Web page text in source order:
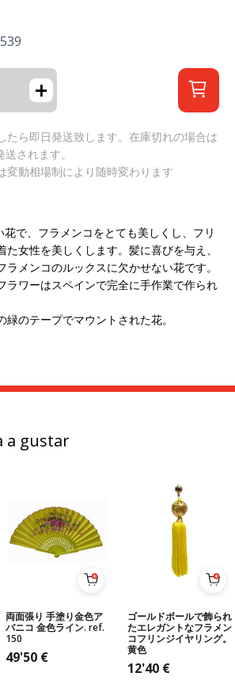
539
+
たら即日発送致します。在庫切れの場合は
されます。
変動相場制により随時変わります
で、フラメンコをとても美しくし、フリ
た女性を美しくします。髪に喜びを与え、
メンコのルックスに欠かせない花です。
ラワーはスペインで完全に手作業で作られ
のテープでマウントされた花。
a gustar
両面張り 手塗り金色ア
バニコ 金色ライン. ref.
150
49'50 €
ゴールドボールで飾られ
たエレガントなフラメン
コフリンジイヤリング。
黄色
12'40 €